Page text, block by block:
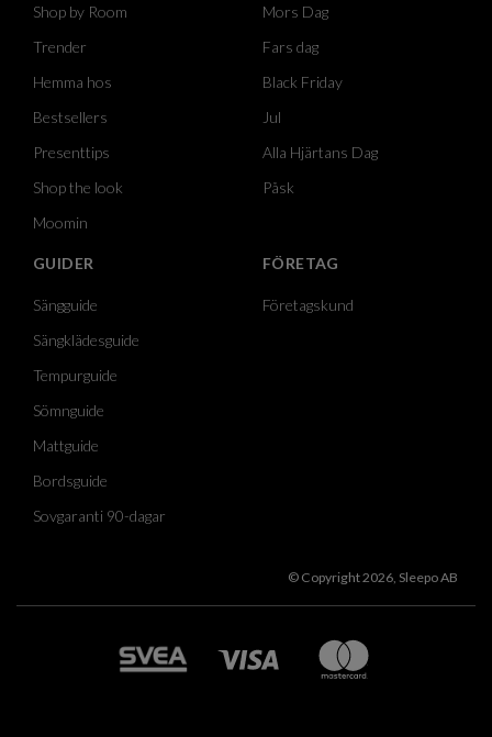
Shop by Room
Trender
Hemma hos
Bestsellers
Presenttips
Shop the look
Moomin
Mors Dag
Fars dag
Black Friday
Jul
Alla Hjärtans Dag
Påsk
GUIDER
Sängguide
Sängklädesguide
Tempurguide
Sömnguide
Mattguide
Bordsguide
Sovgaranti 90-dagar
FÖRETAG
Företagskund
© Copyright 2026, Sleepo AB